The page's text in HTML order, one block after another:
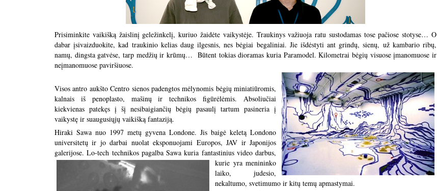
Prisiminkite vaikišką žaislinį geležinkelį, kuriuo žaidėte vaikystėje. Traukinys važiuoja ratu sustodamas tose pačiose stotyse… O
dabar įsivaizduokite, kad traukinio kelias daug ilgesnis, nes bėgiai begaliniai. Jie išdėstyti ant grindų, sienų, už kambario ribų,
namų, dingsta gatvėse, tarp medžių ir krūmų… Būtent tokias dioramas kuria Paramodel. Kilometrai bėgių visuose įmanomuose ir
neįmanomuose paviršiuose.
Visos antro aukšto Centro sienos padengtos mėlynomis bėgių miniatiūromis,
kalnais iš penoplasto, mašinų ir technikos figūrėlėmis. Absoliučiai
kiekvienas patekęs į šį nesibaigiančių bėgių pasaulį tartum pasineria į
vaikystę ir suaugusiųjų vaikišką fantaziją.
Hiraki Sawа nuo 1997 metų gyvena Londone. Jis baigė keletą Londono
universitetų ir jo darbai nuolat eksponuojami Europos, JAV ir Japonijos
galerijose. Lo-tech technikos pagalba Sawa kuria fantastinius video darbus,
kurie yra menininko
laiko, judesio,
nekaltumo, svetimumo ir kitų temų apmastymai.